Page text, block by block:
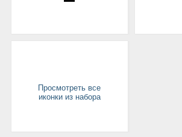
Просмотреть все
иконки из набора